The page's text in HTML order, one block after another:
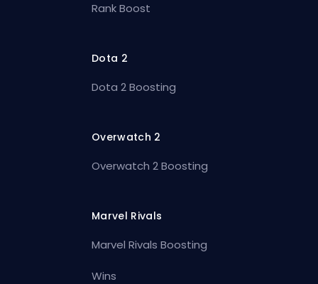
Rank Boost
Dota 2
Dota 2 Boosting
Overwatch 2
Overwatch 2 Boosting
Marvel Rivals
Marvel Rivals Boosting
Wins